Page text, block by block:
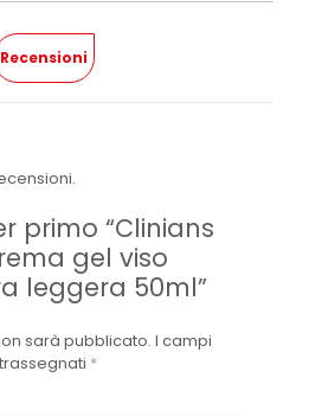
Recensioni
primo “Clinians
gel viso
leggera 50ml”
sarà pubblicato. I campi
*